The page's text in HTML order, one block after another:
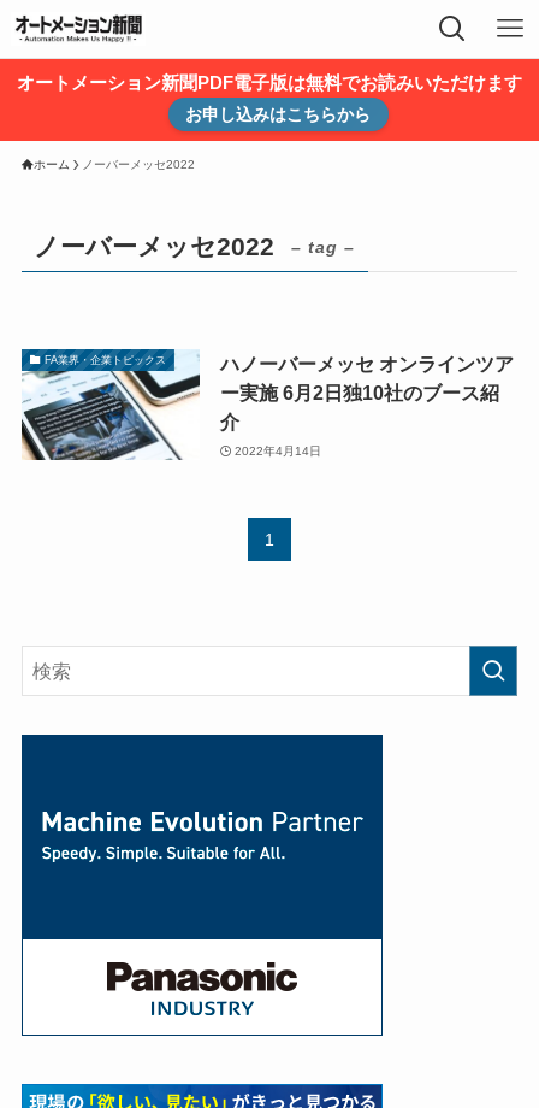
オートメーション新聞PDF電子版は無料でお読みいただけます
お申し込みはこちらから
ホーム ノーバーメッセ2022
ノーバーメッセ2022 – tag –
FA業界・企業トピックス
ハノーバーメッセ オンラインツア
ー実施 6月2日独10社のブース紹
介
2022年4月14日
1